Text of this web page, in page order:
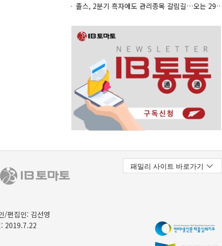
졸스, 2분기 흑자에도 관리종목 갈
/편집인: 김선영
2019.7.22